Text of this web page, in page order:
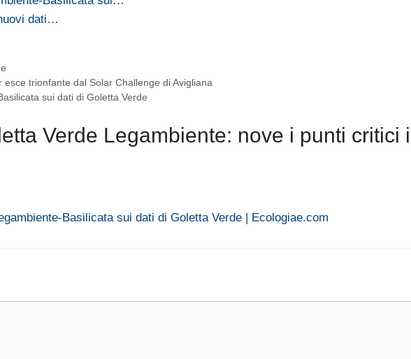
dati…
trionfante dal Solar Challenge di Avigliana
sui dati di Goletta Verde
Verde Legambiente: nove i punti critici
Basilicata sui dati di Goletta Verde | Ecologiae.com